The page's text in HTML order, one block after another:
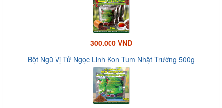
300.000 VND
Bột Ngũ Vị Tử Ngọc Linh Kon Tum Nhật Trường 500g